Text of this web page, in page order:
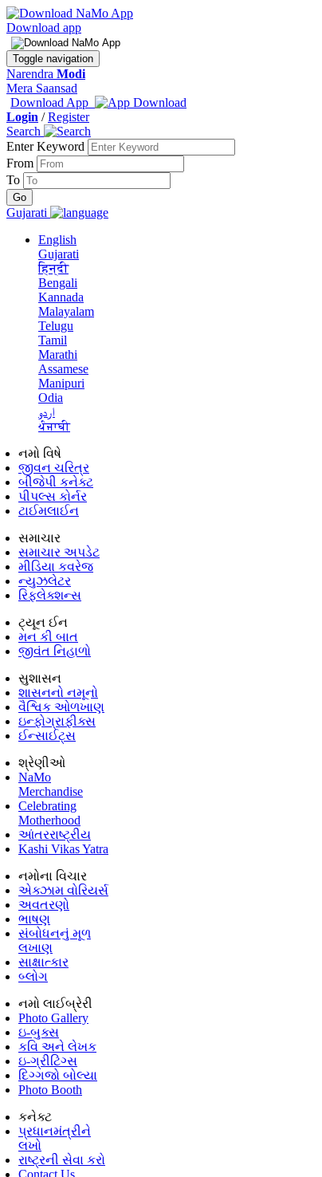
Download app
Toggle navigation
Narendra Modi
Mera Saansad
Download App
Login /Register
Search
Enter Keyword
From
To
Gujarati
English
Gujarati
हिन्दी
Bengali
Kannada
Malayalam
Telugu
Tamil
Marathi
Assamese
Manipuri
Odia
اردو
ਪੰਜਾਬੀ
નમો વિષે
જીવન ચરિત્ર
બીજેપી કનેક્ટ
પીપલ્સ કોર્નર
ટાઈમલાઈન
સમાચાર
સમાચાર અપડેટ
મીડિયા કવરેજ
ન્યુઝલેટર
રિફ્લેક્શન્સ
ટ્યૂન ઈન
મન કી બાત
જીવંત નિહાળો
સુશાસન
શાસનનો નમૂનો
વૈશ્વિક ઓળખાણ
ઇન્ફોગ્રાફીક્સ
ઈન્સાઈટ્સ
શ્રેણીઓ
NaMo
Merchandise
Celebrating
Motherhood
આંતરરાષ્ટ્રીય
Kashi Vikas Yatra
નમોના વિચાર
એક્ઝામ વોરિયર્સ
અવતરણો
ભાષણ
સંબોધનનું મૂળ
લખાણ
સાક્ષાત્કાર
બ્લોગ
નમો લાઈબ્રેરી
Photo Gallery
ઇ-બુક્સ
કવિ અને લેખક
ઇ-ગ્રીટિંગ્સ
દિગ્ગજો બોલ્યા
Photo Booth
કનેક્ટ
પ્રધાનમંત્રીને
લખો
રાષ્ટ્રની સેવા કરો
Contact Us